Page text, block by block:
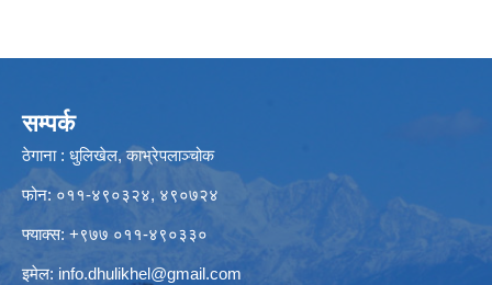
सम्पर्क
ठेगाना : धुलिखेल, काभ्रेपलाञ्चोक
फोन: ०११-४९०३२४, ४९०७२४
फ्याक्स: +९७७ ०११-४९०३३०
इमेल: info.dhulikhel@gmail.com